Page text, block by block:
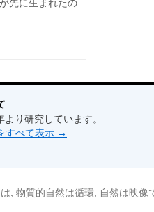
先に生まれたの
より研究しています。
すべて表示 →
, 物質的自然は循環, 自然は映像